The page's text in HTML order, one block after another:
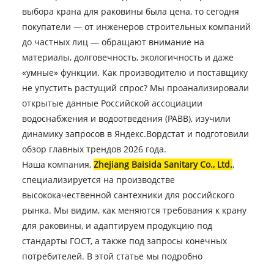
выбора крана для раковины была цена, то сегодня
покупатели — от инженеров строительных компаний
до частных лиц — обращают внимание на
материалы, долговечность, экологичность и даже
«умные» функции. Как производителю и поставщику
не упустить растущий спрос? Мы проанализировали
открытые данные Российской ассоциации
водоснабжения и водоотведения (РАВВ), изучили
динамику запросов в Яндекс.Вордстат и подготовили
обзор главных трендов 2026 года.
Наша компания, Zhejiang Baisida Sanitary Co., Ltd.,
специализируется на производстве
высококачественной сантехники для российского
рынка. Мы видим, как меняются требования к крану
для раковины, и адаптируем продукцию под
стандарты ГОСТ, а также под запросы конечных
потребителей. В этой статье мы подробно